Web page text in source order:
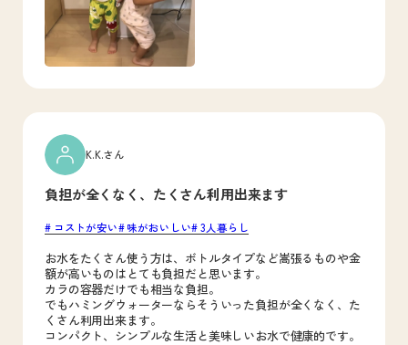
負担が全くなく、たくさん利用出来ます
コストが安い 味がおいしい 3人暮らし
K.K.さん
お水をたくさん使う方は、ボトルタイプなど嵩張るものや金
額が高いものはとても負担だと思います。
カラの容器だけでも相当な負担。
でもハミングウォーターならそういった負担が全くなく、た
くさん利用出来ます。
コンパクト、シンプルな生活と美味しいお水で健康的です。